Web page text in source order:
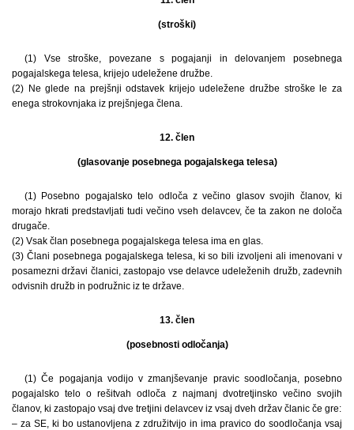
(stroški)
(1) Vse stroške, povezane s pogajanji in delovanjem posebnega
pogajalskega telesa, krijejo udeležene družbe.
(2) Ne glede na prejšnji odstavek krijejo udeležene družbe stroške le za
enega strokovnjaka iz prejšnjega člena.
12. člen
(glasovanje posebnega pogajalskega telesa)
(1) Posebno pogajalsko telo odloča z večino glasov svojih članov, ki
morajo hkrati predstavljati tudi večino vseh delavcev, če ta zakon ne določa
drugače.
(2) Vsak član posebnega pogajalskega telesa ima en glas.
(3) Člani posebnega pogajalskega telesa, ki so bili izvoljeni ali imenovani v
posamezni državi članici, zastopajo vse delavce udeleženih družb, zadevnih
odvisnih družb in podružnic iz te države.
13. člen
(posebnosti odločanja)
(1) Če pogajanja vodijo v zmanjševanje pravic soodločanja, posebno
pogajalsko telo o rešitvah odloča z najmanj dvotretjinsko večino svojih
članov, ki zastopajo vsaj dve tretjini delavcev iz vsaj dveh držav članic če gre:
– za SE, ki bo ustanovljena z združitvijo in ima pravico do soodločanja vsaj